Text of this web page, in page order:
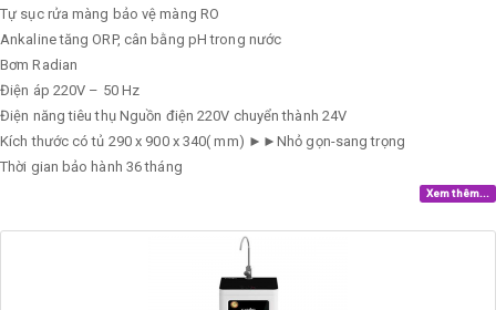
Tự sục rửa màng bảo vệ màng RO
Ankaline tăng ORP, cân bằng pH trong nước
Bơm Radian
Điện áp 220V – 50 Hz
Điện năng tiêu thụ Nguồn điện 220V chuyển thành 24V
Kích thước có tủ 290 x 900 x 340( mm) ►►Nhỏ gọn-sang trọng
Thời gian bảo hành 36 tháng
Xem thêm...